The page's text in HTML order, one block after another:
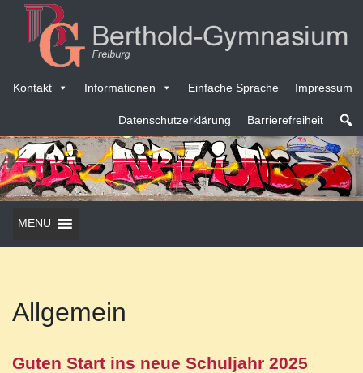
Kontakt Informationen Einfache Sprache Impressum
Datenschutzerklärung Barrierefreiheit
MENU
Allgemein
Guten Start ins neue Schuljahr 2025